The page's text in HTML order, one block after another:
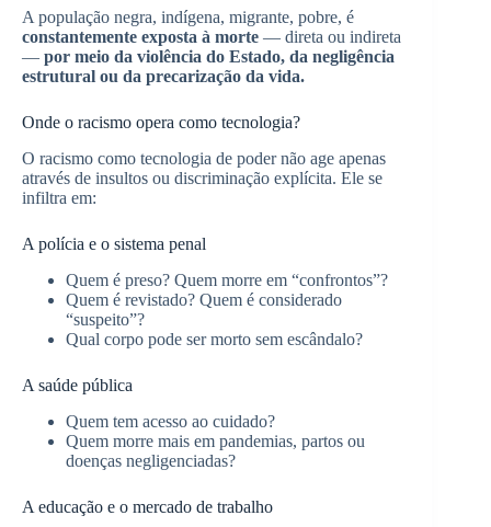
A população negra, indígena, migrante, pobre, é
constantemente exposta à morte — direta ou indireta
— por meio da violência do Estado, da negligência
estrutural ou da precarização da vida.
Onde o racismo opera como tecnologia?
O racismo como tecnologia de poder não age apenas
através de insultos ou discriminação explícita. Ele se
infiltra em:
A polícia e o sistema penal
Quem é preso? Quem morre em “confrontos”?
Quem é revistado? Quem é considerado
“suspeito”?
Qual corpo pode ser morto sem escândalo?
A saúde pública
Quem tem acesso ao cuidado?
Quem morre mais em pandemias, partos ou
doenças negligenciadas?
A educação e o mercado de trabalho